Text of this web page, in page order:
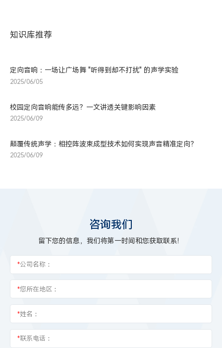
知识库推荐
定向音响：一场让广场舞 "听得到却不打扰" 的声学实验
2025/06/05
校园定向音响能传多远？一文讲透关键影响因素
2025/06/09
颠覆传统声学：相控阵波束成型技术如何实现声音精准定向？
2025/06/09
咨询我们
留下您的信息，我们将第一时间和您获取联系！
*公司名称：
*您所在地区：
*姓名：
*联系电话：